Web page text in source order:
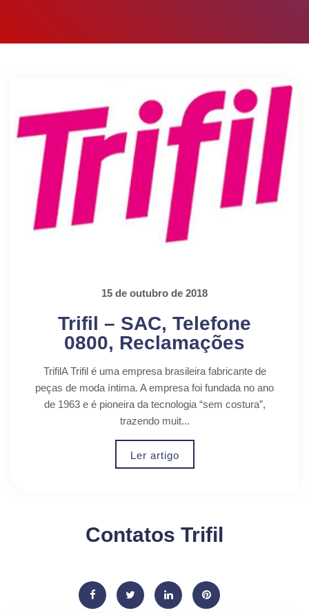
15 de outubro de 2018
Trifil – SAC, Telefone
0800, Reclamações
TrifilA Trifil é uma empresa brasileira fabricante de
peças de moda íntima. A empresa foi fundada no ano
de 1963 e é pioneira da tecnologia “sem costura”,
trazendo muit...
Ler artigo
Contatos Trifil